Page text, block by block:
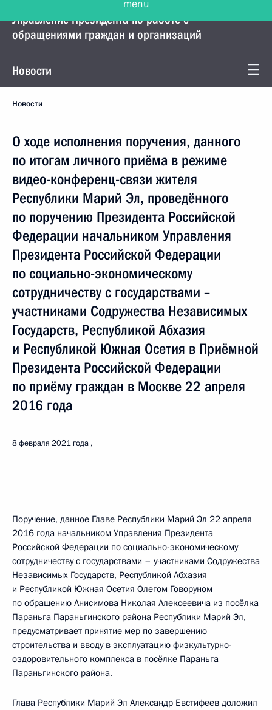
Управление Президента по работе с
обращениями граждан и организаций
Новости
Новости
О ходе исполнения поручения, данного
по итогам личного приёма в режиме
видео-конференц-связи жителя
Республики Марий Эл, проведённого
по поручению Президента Российской
Федерации начальником Управления
Президента Российской Федерации
по социально-экономическому
сотрудничеству с государствами –
участниками Содружества Независимых
Государств, Республикой Абхазия
и Республикой Южная Осетия в Приёмной
Президента Российской Федерации
по приёму граждан в Москве 22 апреля
2016 года
8 февраля 2021 года
Поручение, данное Главе Республики Марий Эл 22 апреля
2016 года начальником Управления Президента
Российской Федерации по социально-экономическому
сотрудничеству с государствами – участниками Содружества
Независимых Государств, Республикой Абхазия
и Республикой Южная Осетия Олегом Говоруном
по обращению Анисимова Николая Алексеевича из посёлка
Параньга Параньгинского района Республики Марий Эл,
предусматривает принятие мер по завершению
строительства и вводу в эксплуатацию физкультурно-
оздоровительного комплекса в посёлке Параньга
Параньгинского района.
Глава Республики Марий Эл Александр Евстифеев доложил